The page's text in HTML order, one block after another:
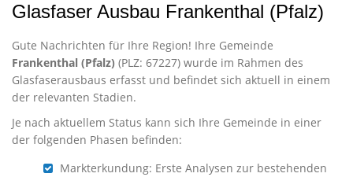
Glasfaser Ausbau Frankenthal (Pfalz)
Gute Nachrichten für Ihre Region! Ihre Gemeinde
Frankenthal (Pfalz) (PLZ: 67227) wurde im Rahmen des
Glasfaserausbaus erfasst und befindet sich aktuell in einem
der relevanten Stadien.
Je nach aktuellem Status kann sich Ihre Gemeinde in einer
der folgenden Phasen befinden:
Markterkundung: Erste Analysen zur bestehenden